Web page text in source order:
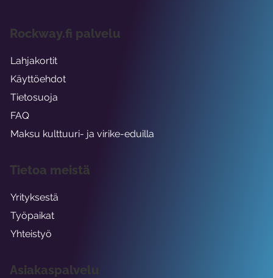
Asiakaspalvelu
Rockway.fi palvelu
Lahjakortit
Käyttöehdot
Tietosuoja
FAQ
Maksu kulttuuri- ja virike-eduilla
Tietoa meistä
Yrityksestä
Työpaikat
Yhteistyö